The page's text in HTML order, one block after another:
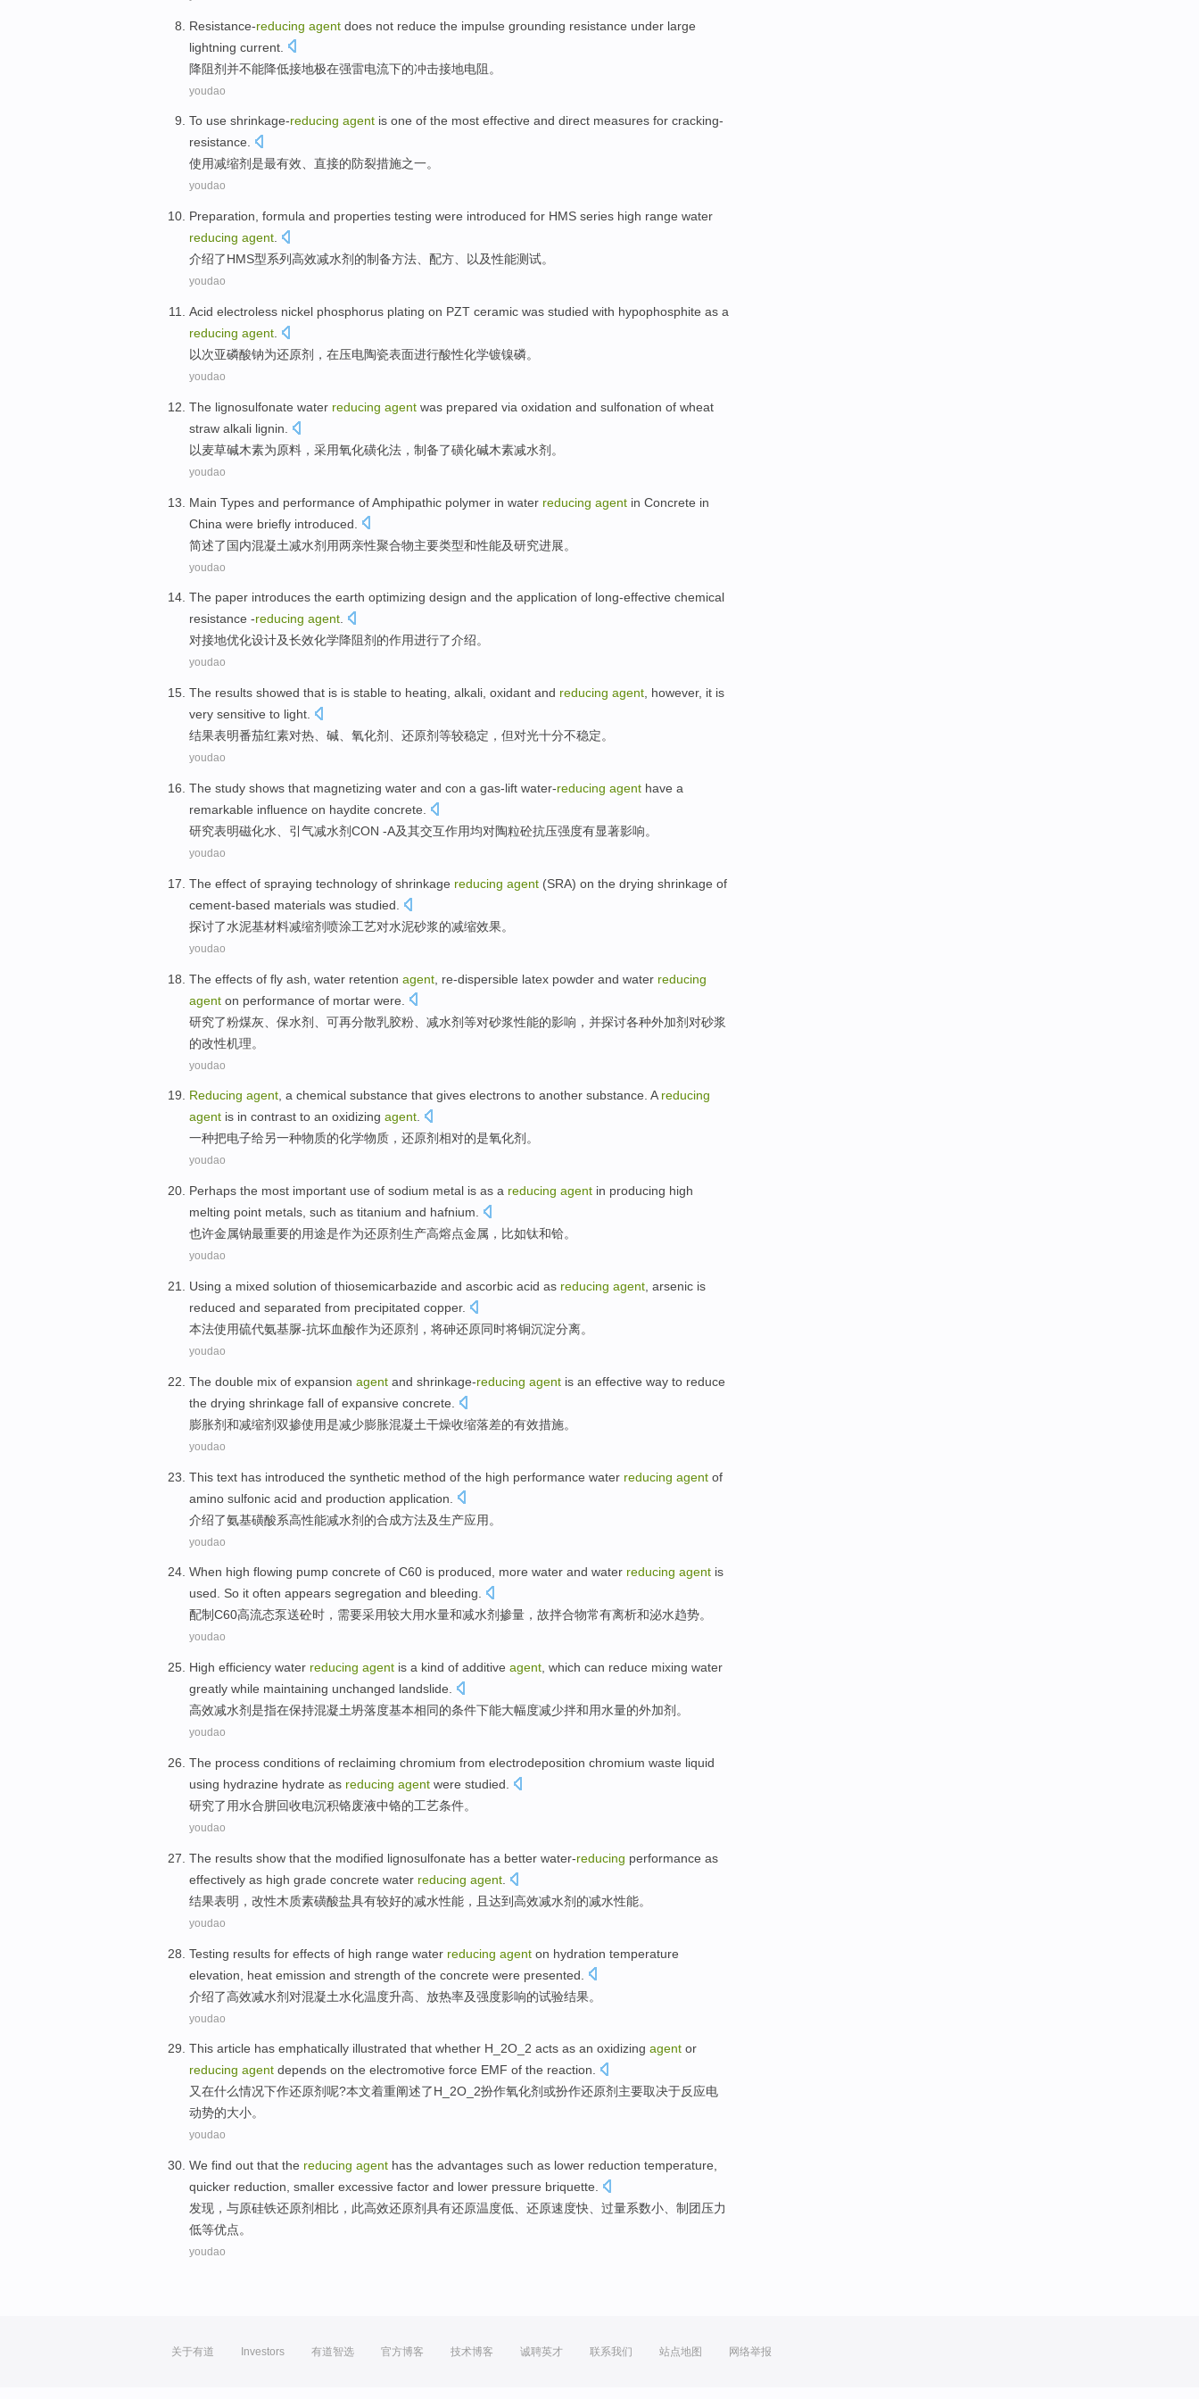
Resistance-reducing agent does not reduce the impulse grounding resistance under large
lightning current.
降阻剂并不能降低接地极在强雷电流下的冲击接地电阻 。
youdao
To use shrinkage-reducing agent is one of the most effective and direct measures for cracking-
resistance.
使用减缩剂是最有效、 直接的防裂措施之一。
youdao
Preparation formula and properties testing were introduced for HMS series high range water
reducing agent
介绍了HMS型系列高效减水剂的制备方法 配方 以及性能测试。
youdao
Acid electroless nickel phosphorus plating on PZT ceramic was studied with hypophosphite as a
reducing agent
以次亚磷酸钠为还原剂， 在压电陶瓷表面进行酸性化学镀镍磷。
youdao
The lignosulfonate water reducing agent was prepared via oxidation and sulfonation of wheat
straw alkali lignin
以麦草碱木素为原料，采用氧化磺化法， 制备了磺化碱木素减水剂 。
youdao
Main Types and performance ofAmphipathic polymer in water reducing agent in Concrete in
China were briefly introduced
简述了国内混凝土减水剂用两亲性聚合物主要类型和性能及研究进展。
youdao
The paper introduces the earth optimizing design and the application of long-effective chemical
resistance -reducing agent.
对接地优化设计及长效化学降阻剂 的作用进行了介绍。
youdao
The results showed that is is stable to heating , alkali, oxidant and reducing agent however, it is
very sensitive to light
结果表明番茄红素对热 、碱、 氧化剂 、还原剂等较稳定 ， 但对光十分不稳定。
youdao
The study shows that magnetizing water and con a gas-lift water-reducing agent have a
remarkable influence on haydite concrete
研究表明磁化水 引气减水剂CON -A及其交互作用均对陶粒砼抗压强度有显著影响。
youdao
The effect of spraying technology of shrinkage reducing agent (SRA) on the drying shrinkage of
cement-based materials was studied
探讨了水泥基材料减缩剂喷涂工艺对水泥砂浆的减缩效果。
youdao
The effects of fly ash water retention agent re-dispersible latex powder and water reducing
agent on performance of mortar were
研究了粉煤灰 、保水剂 、可再分散乳胶粉 减水剂等对砂浆性能的影响， 并探讨各种外加剂对砂浆
的改性机理。
youdao
Reducing agent, a chemical substance that gives electrons to another substance. Areducing
agent is in contrast to an oxidizing agent.
一种把电子给另一种物质的化学物质， 还原剂相对的是氧化剂 。
youdao
Perhaps the most important use of sodium metal is as a reducing agent in producing high
melting point metals such as titanium and hafnium
也许金属钠最重要的用途是作为还原剂生产高熔点金属 ， 比如钛和铪。
youdao
Using a mixed solution of thiosemicarbazide and ascorbic acid as reducing agent arsenic is
reduced and separated from precipitated copper.
本法使用硫代氨基脲-抗坏血酸作为还原剂 ，将砷还原同时将铜沉淀分离。
youdao
The double mix of expansion agent and shrinkage-reducing agent is an effective way to reduce
the drying shrinkage fall of expansive concrete
膨胀剂和减缩剂双掺使用是减少膨胀混凝土干燥收缩落差的有效措施。
youdao
This text has introduced the synthetic method of the high performance water reducing agent of
amino sulfonic acid and production application
介绍了氨基磺酸系高性能减水剂的合成方法及生产应用。
youdao
When high flowing pump concrete of C60 is produced, more water and water reducing agent is
used. So it often appears segregation and bleeding.
配制C60高流态泵送砼时 ，需要采用较大用水量和减水剂掺量， 故拌合物常有离析和泌水趋势。
youdao
High efficiency water reducing agent is a kind of additive agent , which can reduce mixing water
greatly while maintaining unchanged landslide.
高效减水剂是指在保持混凝土坍落度基本相同的条件下能大幅度减少拌和用水量的外加剂 。
youdao
The process conditions of reclaiming chromium from electrodeposition chromium waste liquid
using hydrazine hydrate as reducing agent were studied
研究了 用水合肼回收电沉积铬废液中铬的工艺条件。
youdao
The results show that the modified lignosulfonate has a better water-reducing performance as
effectively as high grade concrete water reducing agent
结果表明 ， 改性木质素磺酸盐具有较好的减水性能 ，且达到高效减水剂的减水性能。
youdao
Testing results for effects of high range water reducing agent on hydration temperature
elevation
heat emission and strength of the concrete were presented
介绍了高效减水剂对混凝土水化温度升高 放热率及强度影响的试验结果。
youdao
This article has emphatically illustrated that whether H_2O_2 acts as an oxidizing agent or
reducing agent depends on the electromotive force EMF of the reaction.
又在什么情况下作还原剂呢?本文着重阐述了H_2O_2扮作氧化剂或扮作还原剂主要取决于反应电
动势的大小。
youdao
We find out that the reducing agent has the advantages such as lower reduction temperature
quicker reduction, smaller excessive factor and lower pressure briquette.
发现 ， 与原硅铁还原剂相比，此高效还原剂具有还原温度低 、还原速度快 过量系数小、制团压力
低等优点。
youdao
关于有道 Investors 有道智选 官方博客 技术博客 诚聘英才 联系我们 站点地图 网络举报